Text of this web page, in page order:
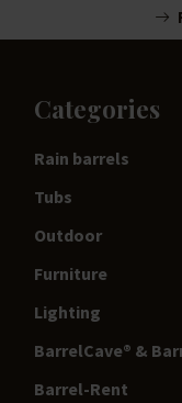
Categories
Rain barrels
Tubs
Outdoor
Furniture
Lighting
BarrelCave® &
Barrel-Rent